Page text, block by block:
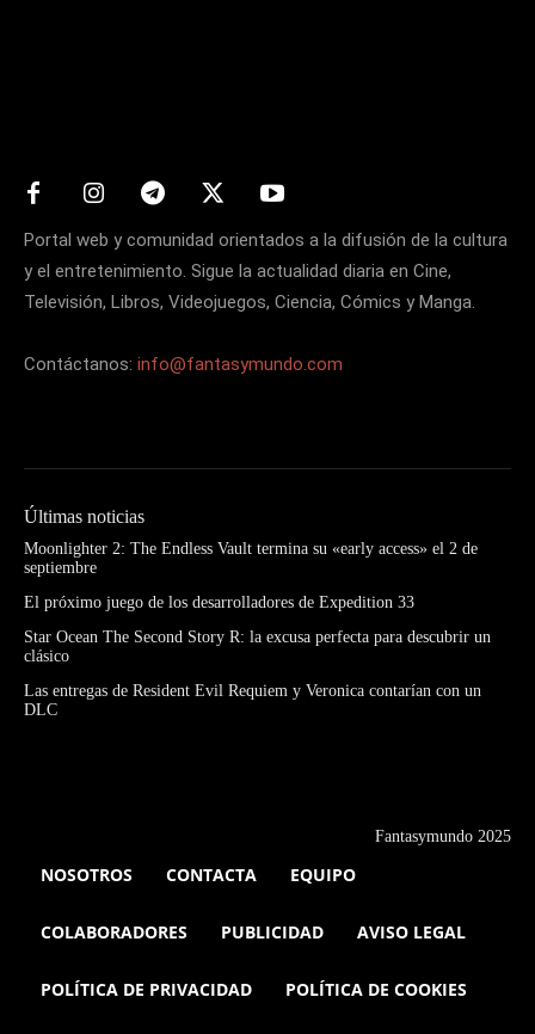
Portal web y comunidad orientados a la difusión de la cultura
y el entretenimiento. Sigue la actualidad diaria en Cine,
Televisión, Libros, Videojuegos, Ciencia, Cómics y Manga.
Contáctanos: info@fantasymundo.com
Últimas noticias
Moonlighter 2: The Endless Vault termina su «early access» el 2 de
septiembre
El próximo juego de los desarrolladores de Expedition 33
Star Ocean The Second Story R: la excusa perfecta para descubrir un
clásico
Las entregas de Resident Evil Requiem y Veronica contarían con un
DLC
Fantasymundo 2025
NOSOTROS CONTACTA EQUIPO
COLABORADORES PUBLICIDAD AVISO LEGAL
POLÍTICA DE PRIVACIDAD POLÍTICA DE COOKIES